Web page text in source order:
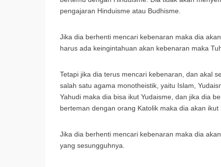
pengajaran Hinduisme atau Budhisme.
Jika dia berhenti mencari kebenaran maka dia
harus ada keingintahuan akan kebenaran maka
Tetapi jika dia terus mencari kebenaran, dan akal
salah satu agama monotheistik, yaitu Islam,
Yahudi maka dia bisa ikut Yudaisme, dan jika dia
berteman dengan orang Katolik maka dia akan ikut
Jika dia berhenti mencari kebenaran maka dia
yang sesungguhnya.